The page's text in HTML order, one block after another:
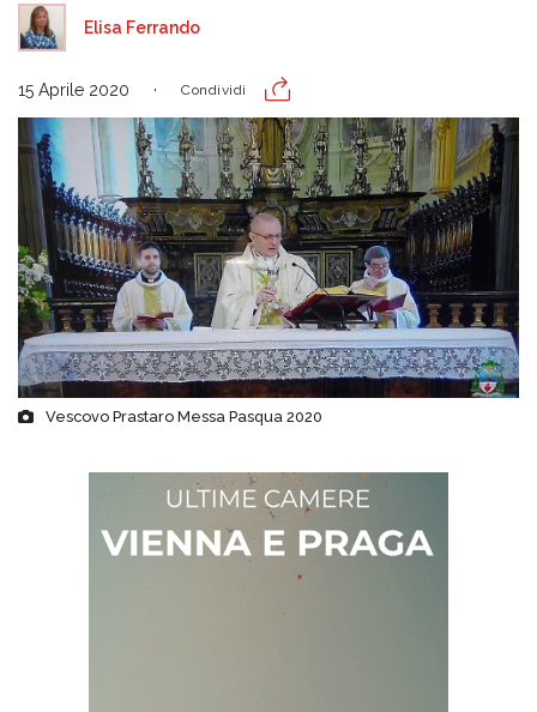
Elisa Ferrando
15 Aprile 2020 Condividi
Vescovo Prastaro Messa Pasqua 2020